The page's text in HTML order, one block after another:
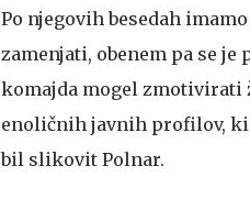
Po njegovih besedah
zamenjati, obenem pa se
komajda mogel zmotivirati
enoličnih javnih profilov,
bil slikovit Polnar.